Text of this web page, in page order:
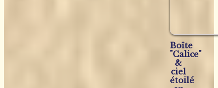
Boîte
"Calice"
&
ciel
étoilé